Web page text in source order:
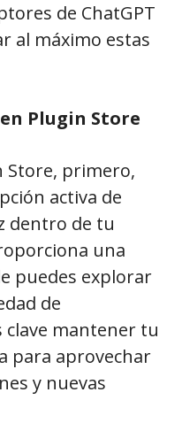
de ChatGPT
al máximo estas
Plugin Store
Store, primero,
activa de
dentro de tu
una
puedes explorar
de
clave mantener tu
para aprovechar
y nuevas